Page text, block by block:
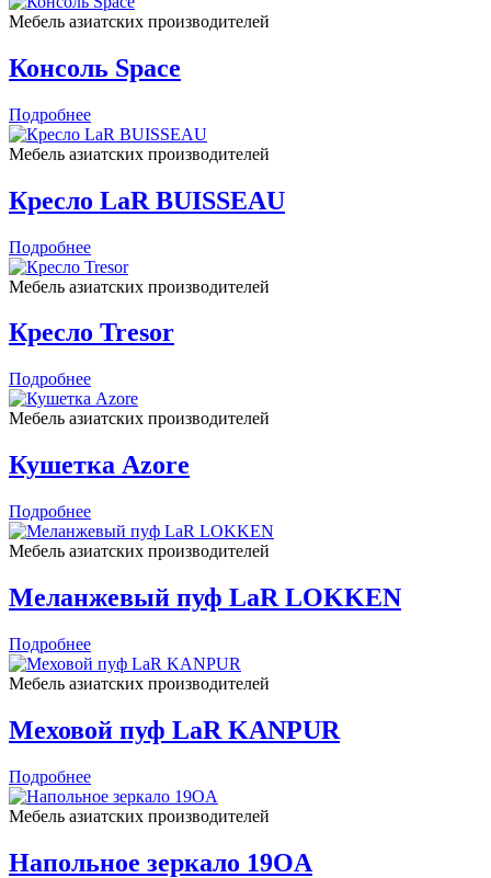
Мебель азиатских производителей
Консоль Space
Подробнее
Мебель азиатских производителей
Кресло LaR BUISSEAU
Подробнее
Мебель азиатских производителей
Кресло Tresor
Подробнее
Мебель азиатских производителей
Кушетка Azore
Подробнее
Мебель азиатских производителей
Меланжевый пуф LaR LOKKEN
Подробнее
Мебель азиатских производителей
Меховой пуф LaR KANPUR
Подробнее
Мебель азиатских производителей
Напольное зеркало 19OA